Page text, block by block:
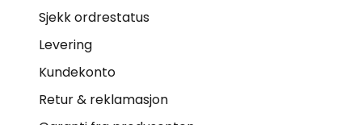
Sjekk ordrestatus
Levering
Kundekonto
Retur & reklamasjon